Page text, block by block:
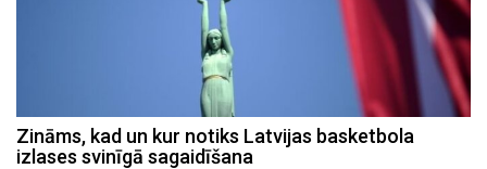
Zināms, kad un kur notiks Latvijas basketbola
izlases svinīgā sagaidīšana